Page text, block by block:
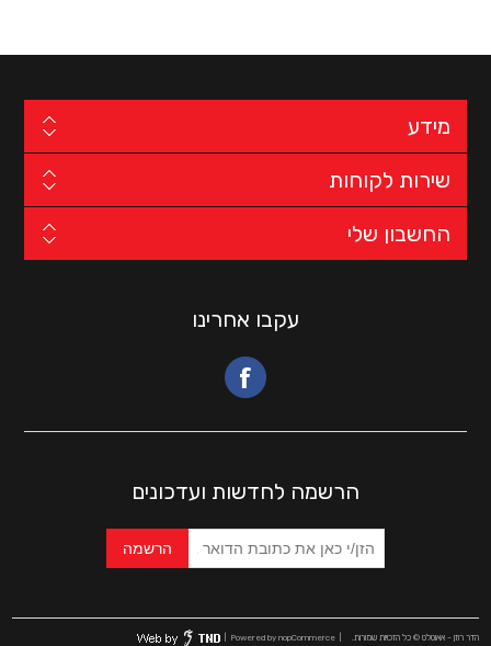
מידע
שירות לקוחות
החשבון שלי
עקבו אחרינו
הרשמה לחדשות ועדכונים
הדר רוזן - אאוטלט © כל הזכויות שמורות. | Powered by
nopCommerce
|